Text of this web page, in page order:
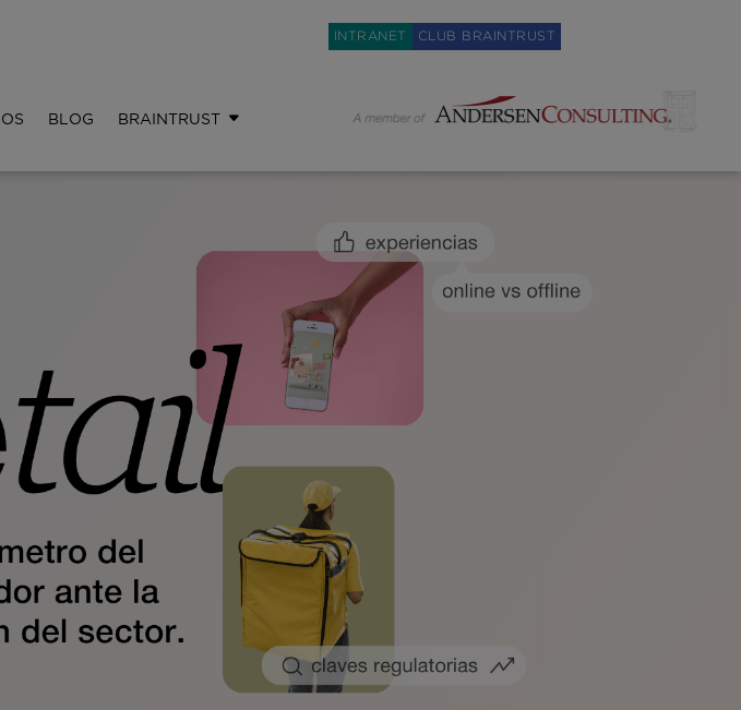
INTRANET CLUB BRAINTRUST
BLOG BRAINTRUST